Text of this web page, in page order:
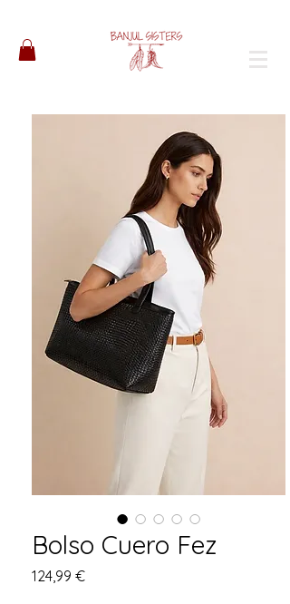
Bolso Cuero Fez
124,99 €Precio